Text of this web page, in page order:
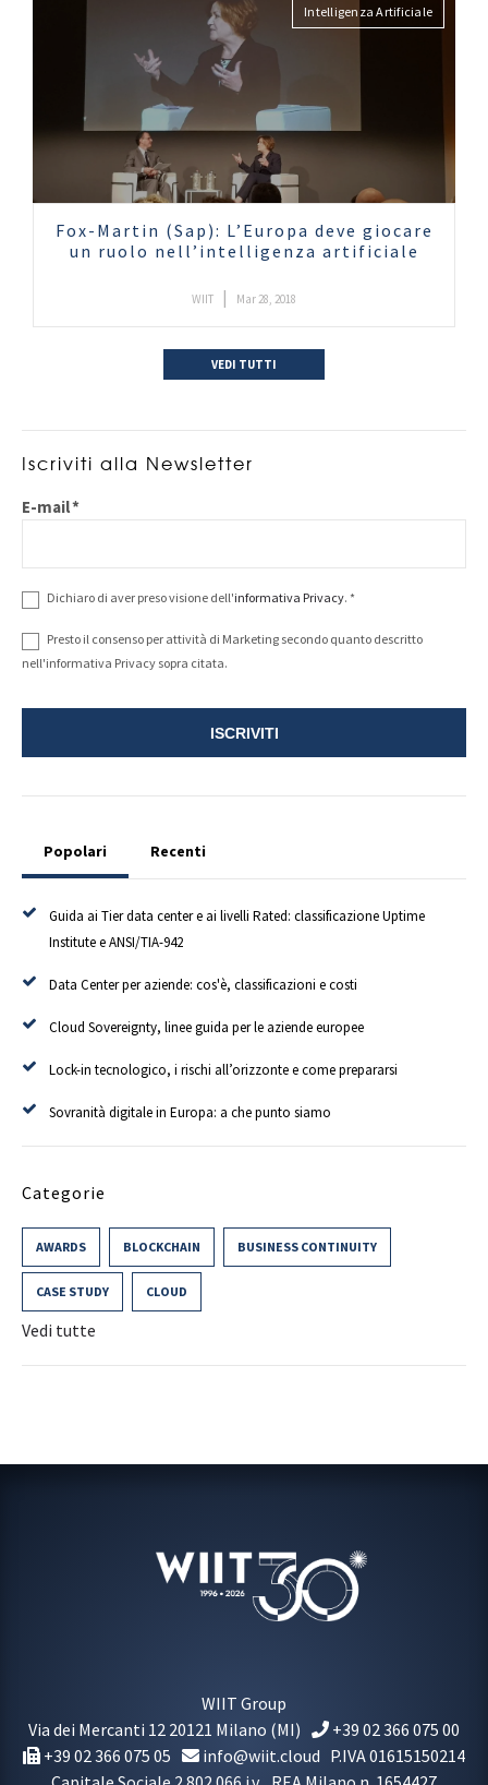
Intelligenza Artificiale
Fox-Martin (Sap): L’Europa deve giocare
un ruolo nell’intelligenza artificiale
WIIT | Mar 28, 2018
VEDI TUTTI
Iscriviti alla Newsletter
E-mail*
Dichiaro di aver preso visione dell'informativa Privacy. *
Presto il consenso per attività di Marketing secondo quanto descritto
nell'informativa Privacy sopra citata.
Popolari Recenti
Guida ai Tier data center e ai livelli Rated: classificazione Uptime
Institute e ANSI/TIA-942
Data Center per aziende: cos'è, classificazioni e costi
Cloud Sovereignty, linee guida per le aziende europee
Lock-in tecnologico, i rischi all’orizzonte e come prepararsi
Sovranità digitale in Europa: a che punto siamo
Categorie
AWARDS BLOCKCHAIN BUSINESS CONTINUITY
CASE STUDY CLOUD
Vedi tutte
WIIT Group
Via dei Mercanti 12 20121 Milano (MI)
+39 02 366 075 00
+39 02 366 075 05
info@wiit.cloud P.IVA 01615150214